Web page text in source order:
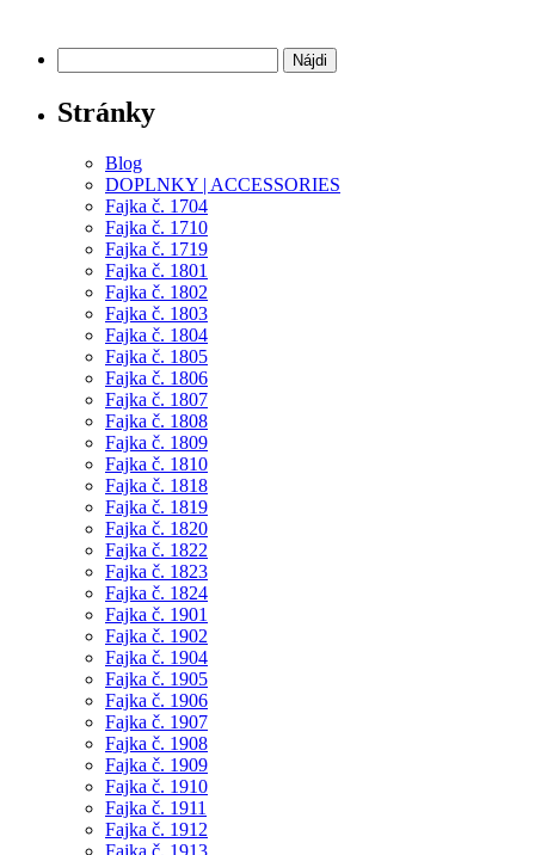
Stránky
Blog
DOPLNKY | ACCESSORIES
Fajka č. 1704
Fajka č. 1710
Fajka č. 1719
Fajka č. 1801
Fajka č. 1802
Fajka č. 1803
Fajka č. 1804
Fajka č. 1805
Fajka č. 1806
Fajka č. 1807
Fajka č. 1808
Fajka č. 1809
Fajka č. 1810
Fajka č. 1818
Fajka č. 1819
Fajka č. 1820
Fajka č. 1822
Fajka č. 1823
Fajka č. 1824
Fajka č. 1901
Fajka č. 1902
Fajka č. 1904
Fajka č. 1905
Fajka č. 1906
Fajka č. 1907
Fajka č. 1908
Fajka č. 1909
Fajka č. 1910
Fajka č. 1911
Fajka č. 1912
Fajka č. 1913